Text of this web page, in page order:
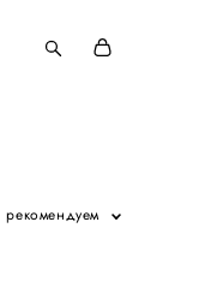
рекомендуем